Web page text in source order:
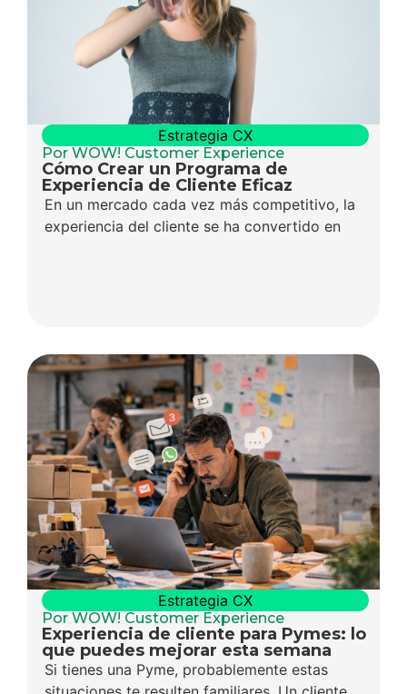
Estrategia CX
Por WOW! Customer Experience
Cómo Crear un Programa de
Experiencia de Cliente Eficaz
En un mercado cada vez más competitivo, la
experiencia del cliente se ha convertido en
Estrategia CX
Por WOW! Customer Experience
Experiencia de cliente para Pymes: lo
que puedes mejorar esta semana
Si tienes una Pyme, probablemente estas